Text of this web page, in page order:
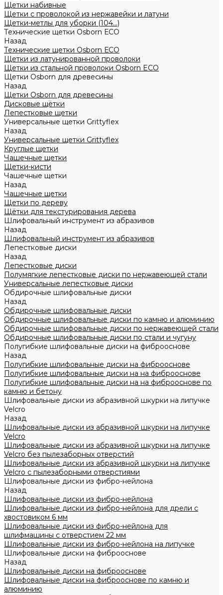
Щетки набивные
Щетки с проволокой из нержавейки и латуни
Щетки-метлы для уборки (104...)
Технические щетки Osborn ЕСО
Назад
Технические щетки Osborn ЕСО
Щетки из латунированной проволоки
Щетки из стальной проволоки Osborn ECO
Щетки Osborn для древесины
Назад
Щетки Osborn для древесины
Дисковые щётки
Лепестковые щетки
Универсальные щетки Grittyflex
Назад
Универсальные щетки Grittyflex
Круглые щетки
Чашечные щетки
Щетки-кисти
Чашечные щетки
Назад
Чашечные щетки
Щетки по дереву
Щётки для текстурирования дерева
Шлифовальный инструмент из абразивов
Назад
Шлифовальный инструмент из абразивов
Лепестковые диски
Назад
Лепестковые диски
Полумягкие лепестковые диски по нержавеющей стали
Универсальные лепестковые диски
Обдирочные шлифовальные диски
Назад
Обдирочные шлифовальные диски
Обдирочные шлифовальные диски по камню и алюминию
Обдирочные шлифовальные диски по нержавеющей стали
Обдирочные шлифовальные диски по стали и чугуну
Полугибкие шлифовальные диски на фиброоснове
Назад
Полугибкие шлифовальные диски на фиброоснове
Полугибкие шлифовальные диски на на фиброоснове
Полугибкие шлифовальные диски на на фиброоснове по
камню и бетону
Шлифовальные диски из абразивной шкурки на липучке
Velcro
Назад
Шлифовальные диски из абразивной шкурки на липучке
Velcro
Шлифовальные диски из абразивной шкурки на липучке
Velcro без пылезаборных отверстий
Шлифовальные диски из абразивной шкурки на липучке
Velcro с пылезаборными отверстиями
Шлифовальные диски из фибро-нейлона
Назад
Шлифовальные диски из фибро-нейлона
Шлифовальные диски из фибро-нейлона для дрели с
хвостовиком 6 мм
Шлифовальные диски из фибро-нейлона для
шлифмашины с отверстием 22 мм
Шлифовальные диски из фибро-нейлона на липучке
Шлифовальные диски на фиброоснове
Назад
Шлифовальные диски на фиброоснове
Шлифовальные диски на фиброоснове по камню и
алюминию